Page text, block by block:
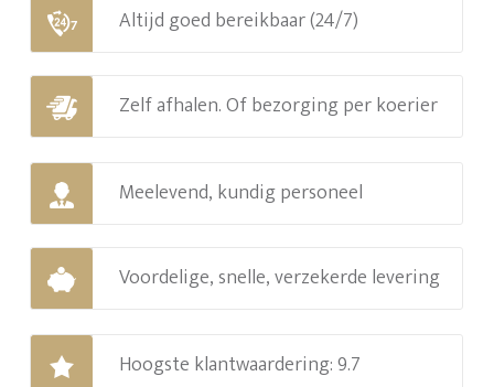
Altijd goed bereikbaar (24/7)
Zelf afhalen. Of bezorging per koerier
Meelevend, kundig personeel
Voordelige, snelle, verzekerde levering
Hoogste klantwaardering: 9.7